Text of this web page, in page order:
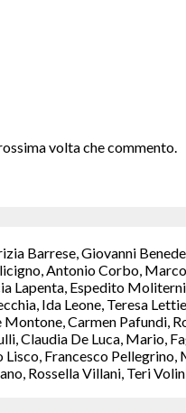
volta che commento.
Barrese, Giovanni
Antonio Corbo,
Lapenta, Espedito
Ida Leone, Teresa
Carmen Pafundi,
Claudia De Luca,
Francesco
Rossella Villani, Teri